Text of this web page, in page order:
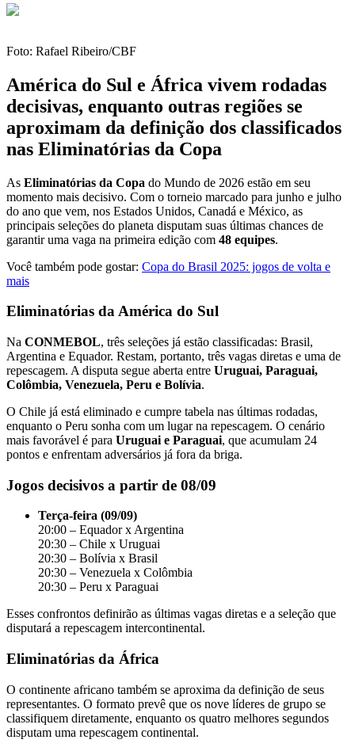
Foto: Rafael Ribeiro/CBF
América do Sul e África vivem rodadas
decisivas, enquanto outras regiões se
aproximam da definição dos classificados
nas Eliminatórias da Copa
As Eliminatórias da Copa do Mundo de 2026 estão em seu
momento mais decisivo. Com o torneio marcado para junho e julho
do ano que vem, nos Estados Unidos, Canadá e México, as
principais seleções do planeta disputam suas últimas chances de
garantir uma vaga na primeira edição com 48 equipes.
Você também pode gostar: Copa do Brasil 2025: jogos de volta e
mais
Eliminatórias da América do Sul
Na CONMEBOL, três seleções já estão classificadas: Brasil,
Argentina e Equador. Restam, portanto, três vagas diretas e uma de
repescagem. A disputa segue aberta entre Uruguai, Paraguai,
Colômbia, Venezuela, Peru e Bolívia.
O Chile já está eliminado e cumpre tabela nas últimas rodadas,
enquanto o Peru sonha com um lugar na repescagem. O cenário
mais favorável é para Uruguai e Paraguai, que acumulam 24
pontos e enfrentam adversários já fora da briga.
Jogos decisivos a partir de 08/09
Terça-feira (09/09)
20:00 – Equador x Argentina
20:30 – Chile x Uruguai
20:30 – Bolívia x Brasil
20:30 – Venezuela x Colômbia
20:30 – Peru x Paraguai
Esses confrontos definirão as últimas vagas diretas e a seleção que
disputará a repescagem intercontinental.
Eliminatórias da África
O continente africano também se aproxima da definição de seus
representantes. O formato prevê que os nove líderes de grupo se
classifiquem diretamente, enquanto os quatro melhores segundos
disputam uma repescagem continental.